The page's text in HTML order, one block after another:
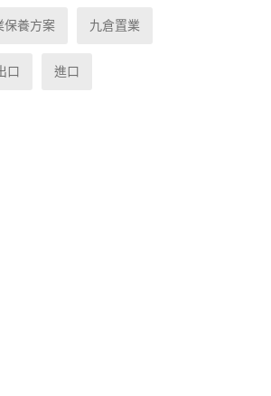
保養方案 九倉置業
口 進口